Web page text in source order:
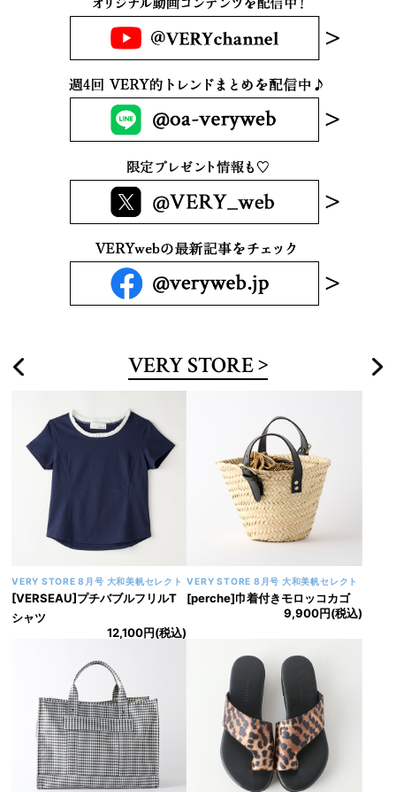
VERY STORE
VERY STORE 8月号 大和美帆セレクト
[VERSEAU]プチバブルフリルT
シャツ
12,100円(税込)
VERY STORE 8月号 大和美帆セレクト
[perche]巾着付きモロッコカゴ
9,900円(税込)